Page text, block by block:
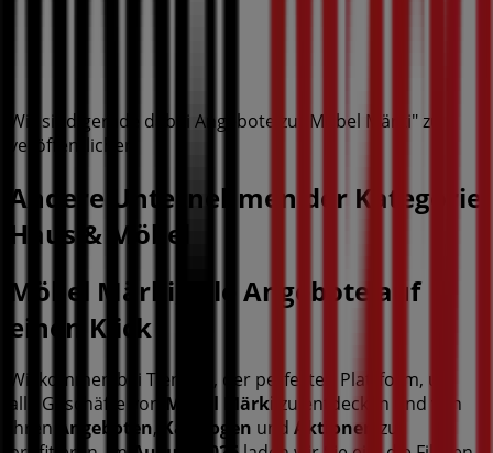
Wir sind gerade dabei Angebote zu "Möbel Märki" zu
veröffentlichen
Andere Unternehmen der Kategorie
Haus & Möbel
Möbel Märki, alle Angebote auf
einen Klick
Willkommen bei Tiendeo, der perfekten Plattform, um
alle Geschäfte von Möbel Märki zu entdecken und von
ihren Angeboten, Katalogen und Aktionen
zu